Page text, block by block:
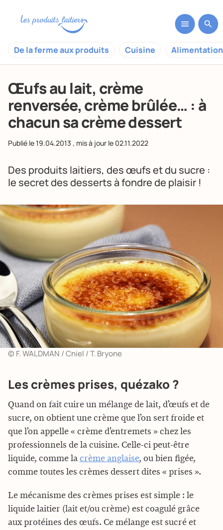
De la ferme aux produits Cuisine
Œufs au lait, crème
renversée, crème brûlée… : à
chacun sa crème dessert
Publié le19.04.2013 , mis à jour le 02.11.2022
Des produits laitiers, des œufs et du sucre :
le secret des desserts à fondre de plaisir !
© F. WALDMAN / Cniel / T. Bryone
Les crèmes prises, quézako ?
Quand on fait cuire un mélange de lait, d’œufs et de
sucre, on obtient une crème que l’on sert froide et
que l’on appelle « crème d’entremets » chez les
professionnels de la cuisine. Celle-ci peut-être
liquide, comme la crème anglaise, ou bien figée,
comme toutes les crèmes dessert dites « prises ».
Le mécanisme des crèmes prises est simple : le
liquide laitier (lait et/ou crème) est coagulé grâce
aux protéines des œufs. Ce mélange est sucré et